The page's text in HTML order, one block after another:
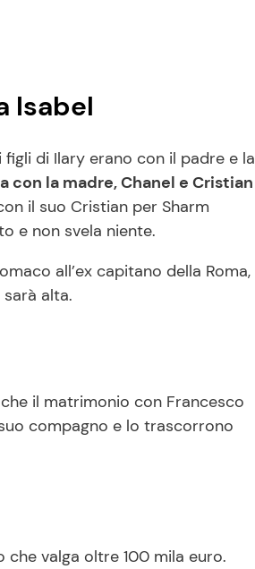
Isabel
di Ilary erano con il padre e la
con la madre, Chanel e Cristian
il suo Cristian per Sharm
e non svela niente.
all’ex capitano della Roma,
alta.
il matrimonio con Francesco
compagno e lo trascorrono
che valga oltre 100 mila euro.